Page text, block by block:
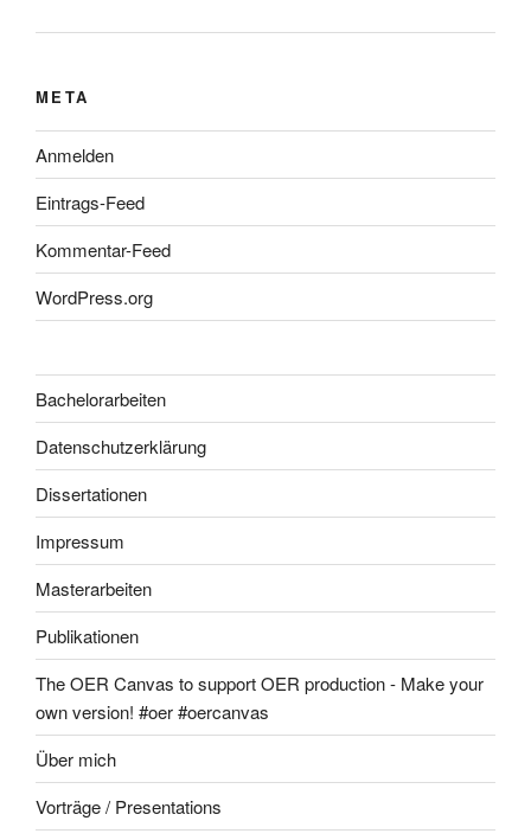
META
Anmelden
Eintrags-Feed
Kommentar-Feed
WordPress.org
Bachelorarbeiten
Datenschutzerklärung
Dissertationen
Impressum
Masterarbeiten
Publikationen
The OER Canvas to support OER production - Make your
own version! #oer #oercanvas
Über mich
Vorträge / Presentations